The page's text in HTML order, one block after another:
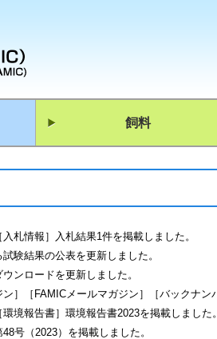
飼料
入札情報］入札結果1件を掲載しました。
験結果の公表を更新しました。
ンロードを更新しました。
ン］［FAMICメールマガジン］［バックナン
環境報告書］環境報告書2023を掲載しました。
号（2023）を掲載しました。